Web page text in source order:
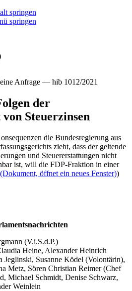
springen
springen
Anfrage — hib 1012/2021
der
Steuerzinsen
die Bundesregierung aus
zieht, dass der geltende
und Steuererstattungen nicht
ist, will die FDP-Fraktion in einer
(Dokument, öffnet ein neues Fenster))
(V.i.S.d.P.)
Heine, Alexander Heinrich
Jeglinski, Susanne Ködel (Volontärin),
Metz, Sören Christian Reimer (Chef
Michael Schmidt, Denise Schwarz,
Weinlein